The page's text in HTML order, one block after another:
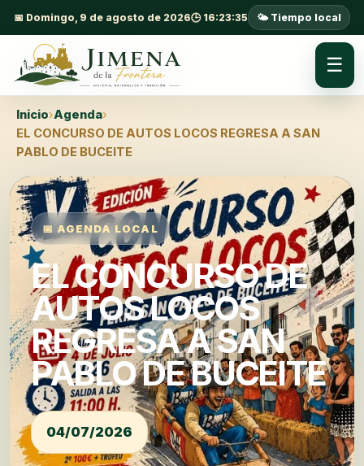
📅 Domingo, 9 de agosto de 2026🕒 16:23:36 🌤️ Tiempo local
☰
Inicio›Agenda›
EL CONCURSO DE AUTOS LOCOS REGRESA A SAN
PABLO DE BUCEITE
📅 AGENDA LOCAL
EL CONCURSO DE
AUTOS LOCOS
REGRESA A SAN
PABLO DE BUCEITE
04/07/2026